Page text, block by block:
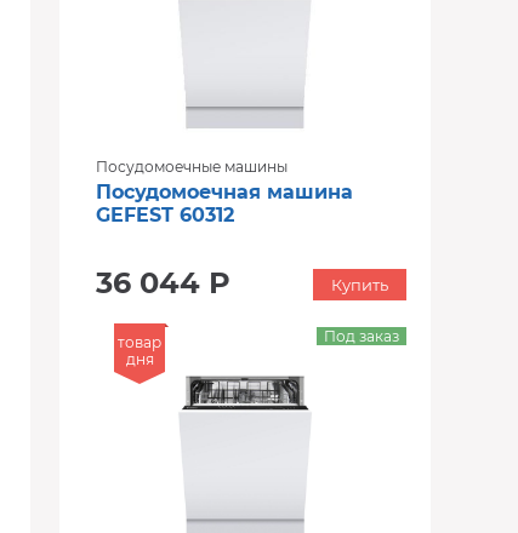
Посудомоечные машины
Посудомоечная машина
GEFEST 60312
36 044 Р Купить
товар
дня
Под заказ